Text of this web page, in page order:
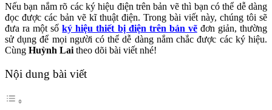
Nếu bạn nắm rõ các ký hiệu điện trên bản vẽ thì bạn có thể dễ dàng
đọc được các bản vẽ kĩ thuật điện. Trong bài viết này, chúng tôi sẽ
đưa ra một sốký hiệu thiết bị điện trên bản vẽđơn giản, thường
sử dụng để mọi người có thể dễ dàng nắm chắc được các ký hiệu.
Cùng Huỳnh Lai theo dõi bài viết nhé!
Nội dung bài viết